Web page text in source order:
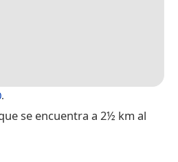
.
se encuentra a 2½ km al